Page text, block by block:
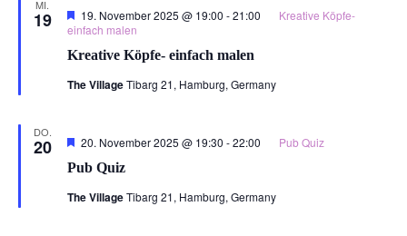
MI.
19
Kreative Köpfe- einfach malen
Hervorgehoben
19. November 2025 @ 19:00 -21:00
Kreative Köpfe-
einfach malen
The VillageTibarg 21, Hamburg, Germany
DO.
20
Pub Quiz
Hervorgehoben
20. November 2025 @ 19:30 -22:00 Pub Quiz
The VillageTibarg 21, Hamburg, Germany